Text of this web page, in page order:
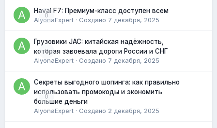
0
Haval F7: Премиум-класс доступен всем
AlyonaExpert · Создано 7 декабря, 2025
0
Грузовики JAC: китайская надёжность,
которая завоевала дороги России и СНГ
AlyonaExpert · Создано 7 декабря, 2025
0
Секреты выгодного шопинга: как правильно
использовать промокоды и экономить
большие деньги
AlyonaExpert · Создано 2 декабря, 2025